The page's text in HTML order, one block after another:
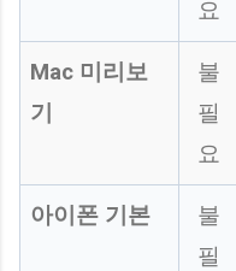
요
Mac 미리보
기
불
필
요
아이폰 기본
불
필